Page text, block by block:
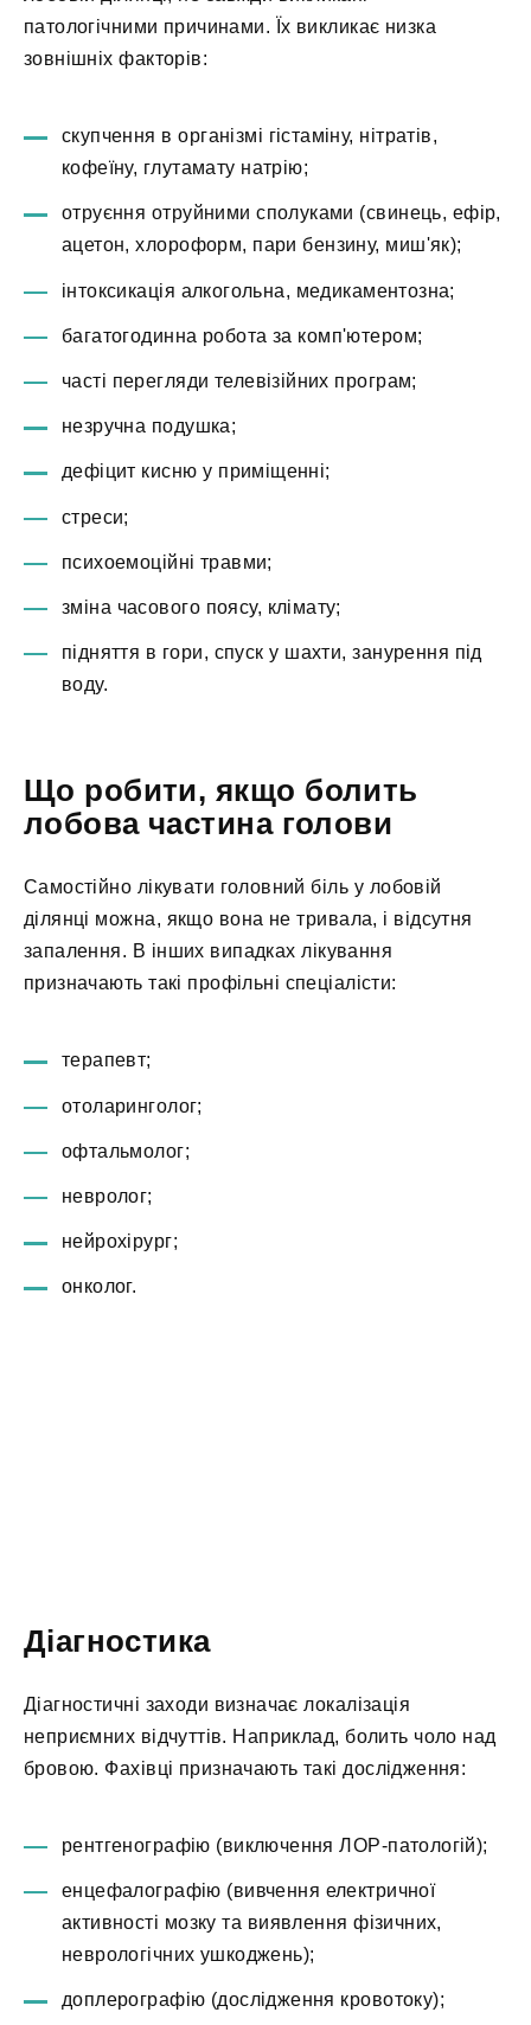
патологічними причинами. Їх викликає низка
зовнішніх факторів:
скупчення в організмі гістаміну, нітратів,
кофеїну, глутамату натрію;
отруєння отруйними сполуками (свинець, ефір,
ацетон, хлороформ, пари бензину, миш'як);
інтоксикація алкогольна, медикаментозна;
багатогодинна робота за комп'ютером;
часті перегляди телевізійних програм;
незручна подушка;
дефіцит кисню у приміщенні;
стреси;
психоемоційні травми;
зміна часового поясу, клімату;
підняття в гори, спуск у шахти, занурення під
воду.
Що робити, якщо болить
лобова частина голови
Самостійно лікувати головний біль у лобовій
ділянці можна, якщо вона не тривала, і відсутня
запалення. В інших випадках лікування
призначають такі профільні спеціалісти:
терапевт;
отоларинголог;
офтальмолог;
невролог;
нейрохірург;
онколог.
Діагностика
Діагностичні заходи визначає локалізація
неприємних відчуттів. Наприклад, болить чоло над
бровою. Фахівці призначають такі дослідження:
рентгенографію (виключення ЛОР-патологій);
енцефалографію (вивчення електричної
активності мозку та виявлення фізичних,
неврологічних ушкоджень);
доплерографію (дослідження кровотоку);